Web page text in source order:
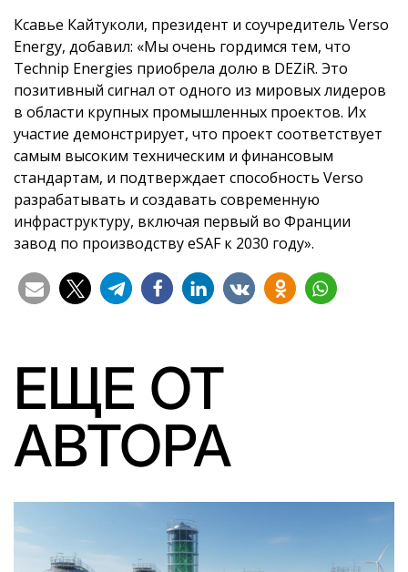
Ксавье Кайтуколи, президент и соучредитель Verso
Energy, добавил: «Мы очень гордимся тем, что
Technip Energies приобрела долю в DEZiR. Это
позитивный сигнал от одного из мировых лидеров
в области крупных промышленных проектов. Их
участие демонстрирует, что проект соответствует
самым высоким техническим и финансовым
стандартам, и подтверждает способность Verso
разрабатывать и создавать современную
инфраструктуру, включая первый во Франции
завод по производству eSAF к 2030 году».
ЕЩЕ ОТ
АВТОРА